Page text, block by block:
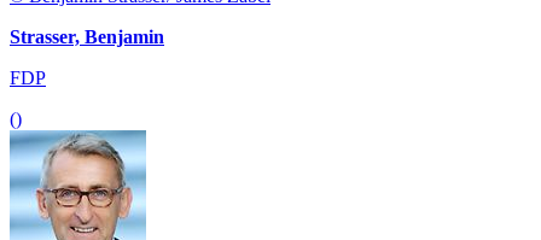
Strasser, Benjamin
FDP
()